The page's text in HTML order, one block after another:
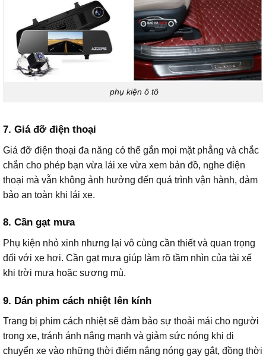
phụ kiện ô tô
7. Giá đỡ điện thoại
Giá đỡ điện thoại đa năng có thể gắn mọi mặt phẳng và chắc
chắn cho phép bạn vừa lái xe vừa xem bản đồ, nghe điện
thoại mà vẫn không ảnh hưởng đến quá trình vận hành, đảm
bảo an toàn khi lái xe.
8. Cần gạt mưa
Phụ kiện nhỏ xinh nhưng lại vô cùng cần thiết và quan trọng
đối với xe hơi. Cần gạt mưa giúp làm rõ tầm nhìn của tài xế
khi trời mưa hoặc sương mù.
9. Dán phim cách nhiệt lên kính
Trang bị phim cách nhiệt sẽ đảm bảo sự thoải mái cho người
trong xe, tránh ánh nắng mạnh và giảm sức nóng khi di
chuyển xe vào những thời điểm nắng nóng gay gắt, đồng thời